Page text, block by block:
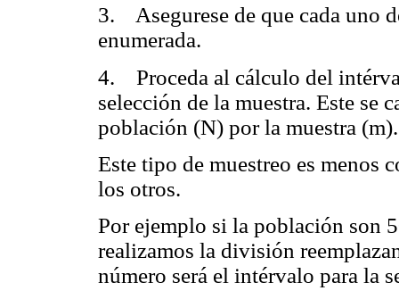
3. Asegurese de que cada uno
enumerada.
4. Proceda al cálculo del
selección de la muestra. Este
población (N) por la muestra (m).
Este tipo de muestreo es menos
los otros.
Por ejemplo si la población son
realizamos la división
número será el intérvalo para la